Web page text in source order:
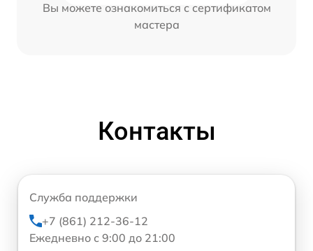
Вы можете ознакомиться с сертификатом
мастера
Контакты
Служба поддержки
+7 (861) 212-36-12
Ежедневно с 9:00 до 21:00